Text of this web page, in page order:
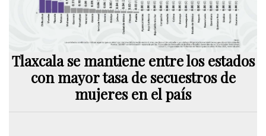
Tlaxcala se mantiene entre los estados
con mayor tasa de secuestros de
mujeres en el país